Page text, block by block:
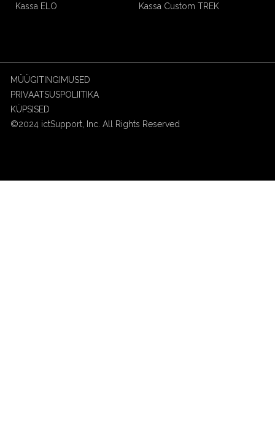
Kassa ELO
Kassa Custom TREK
©2024 ictSupport, Inc. All Rights Reserved
MÜÜGITINGIMUSED
PRIVAATSUSPOLIITIKA
KÜPSISED